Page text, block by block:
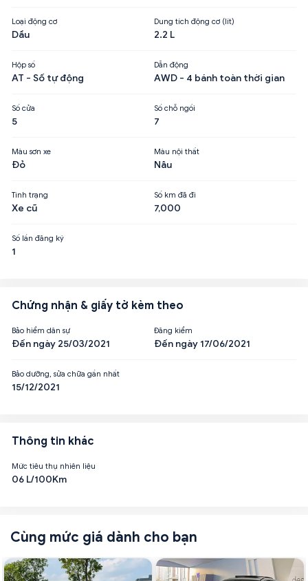
Loại động cơ
Dầu
Dung tích động cơ (lít)
2.2 L
Hộp số
AT - Số tự động
Dẫn động
AWD - 4 bánh toàn thời gian
Số cửa
5
Số chỗ ngồi
7
Màu sơn xe
Đỏ
Màu nội thất
Nâu
Tình trạng
Xe cũ
Số km đã đi
7,000
Số lần đăng ký
1
Chứng nhận & giấy tờ kèm theo
Bảo hiểm dân sự
Đến ngày 25/03/2021
Đăng kiểm
Đến ngày 17/06/2021
Bảo dưỡng, sửa chữa gần nhất
15/12/2021
Thông tin khác
Mức tiêu thụ nhiên liệu
06 L/100Km
Cùng mức giá dành cho bạn